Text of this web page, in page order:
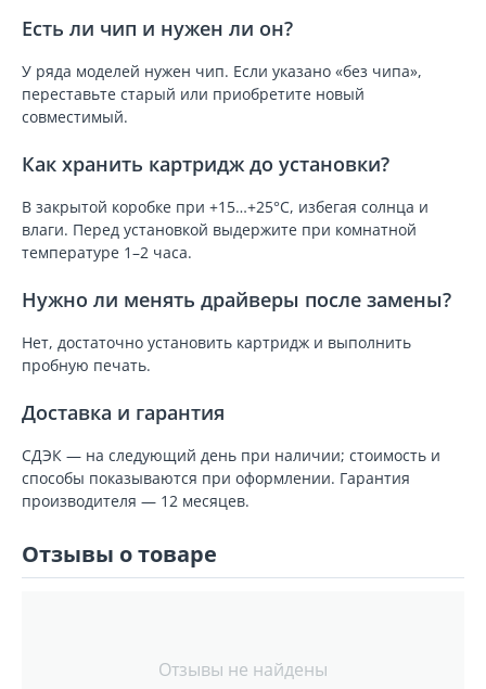
Есть ли чип и нужен ли он?
У ряда моделей нужен чип. Если указано «без чипа»,
переставьте старый или приобретите новый
совместимый.
Как хранить картридж до установки?
В закрытой коробке при +15…+25°C, избегая солнца и
влаги. Перед установкой выдержите при комнатной
температуре 1–2 часа.
Нужно ли менять драйверы после замены?
Нет, достаточно установить картридж и выполнить
пробную печать.
Доставка и гарантия
СДЭК — на следующий день при наличии; стоимость и
способы показываются при оформлении. Гарантия
производителя — 12 месяцев.
Отзывы о товаре
Отзывы не найдены